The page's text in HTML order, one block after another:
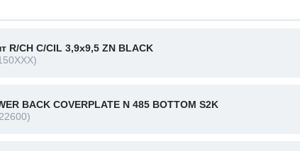
R/CH C/CIL 3,9x9,5 ZN BLACK
BACK COVERPLATE N 485 BOTTOM S2K